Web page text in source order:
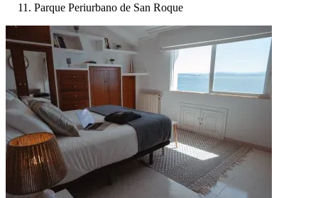
Parque Periurbano de San Roque